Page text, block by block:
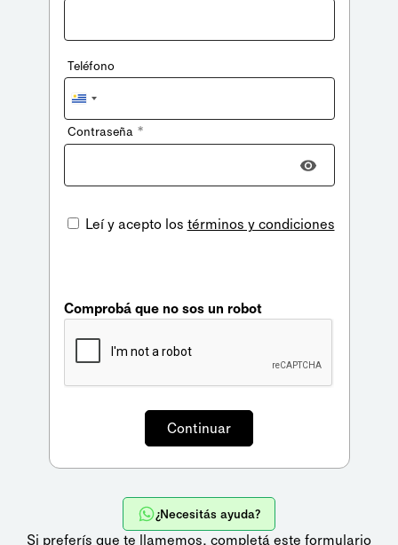
Teléfono
Uruguay
+598
Contraseña *
Leí y acepto los términos y condiciones
Comprobá que no sos un robot
¿Necesitás ayuda?
Si preferís que te llamemos, completá este formulario